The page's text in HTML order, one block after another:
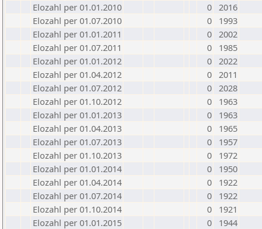
Elozahl per 01.01.2010
0 2016
Elozahl per 01.07.2010
0
1993
Elozahl per 01.01.2011
0 2002
Elozahl per 01.07.2011
0
1985
Elozahl per 01.01.2012
0 2022
Elozahl per 01.04.2012
0 2011
Elozahl per 01.07.2012
0 2028
Elozahl per 01.10.2012
0
1963
Elozahl per 01.01.2013
0
1963
Elozahl per 01.04.2013
0
1965
Elozahl per 01.07.2013
0
1957
Elozahl per 01.10.2013
0
1972
Elozahl per 01.01.2014
0
1950
Elozahl per 01.04.2014
0
1922
Elozahl per 01.07.2014
0
1922
Elozahl per 01.10.2014
0
1921
Elozahl per 01.01.2015
0
1944